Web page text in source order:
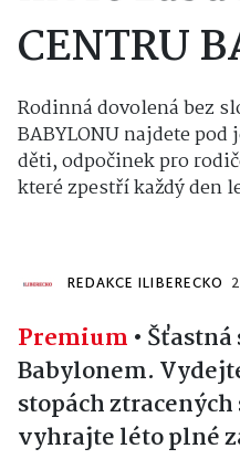
CENTRU
Rodinná dovolená bez
BABYLONU najdete
děti, odpočinek pro
které zpestří každý den
REDAKCE ILIBERECKO
Premium •
Babylonem.
stopách ztracených
vyhrajte léto plné